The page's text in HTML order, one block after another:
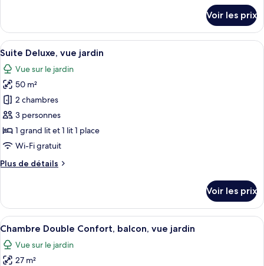
vue
jardin
le
type
de
chambre
Suite
Confort,
balcon,
vue
jardin
Voir les prix
Afficher
toutes
les
photos
pour
ce
type
de
chambre :
Suite
jardin
Une chambre à coucher avec un lit,
4
Suite Deluxe, vue jardin
Vue sur le jardin
50 m²
2 chambres
3 personnes
1 grand lit et 1 lit 1 place
Wi-Fi gratuit
Plus de détails
Plus
le
type
de
chambre
Suite
Deluxe,
Voir les prix
Afficher
toutes
les
photos
Une chambre à coucher avec un lit,
6
Chambre Double Confort, balcon, vue jardin
Vue sur le jardin
27 m²